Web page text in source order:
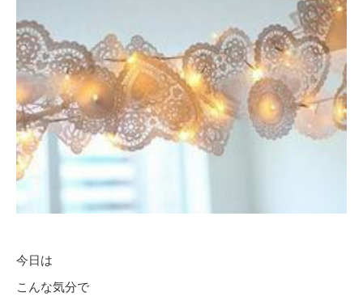
今日は
こんな気分で